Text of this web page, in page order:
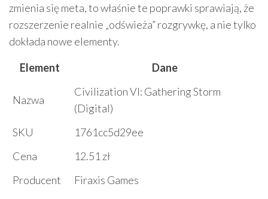
zmienia się meta, to właśnie te poprawki sprawiają, że
rozszerzenie realnie „odświeża” rozgrywkę, a nie tylko
dokłada nowe elementy.
Element
Dane
Nazwa
Civilization VI: Gathering Storm
(Digital)
SKU
1761cc5d29ee
Cena
12.51 zł
Producent
Firaxis Games